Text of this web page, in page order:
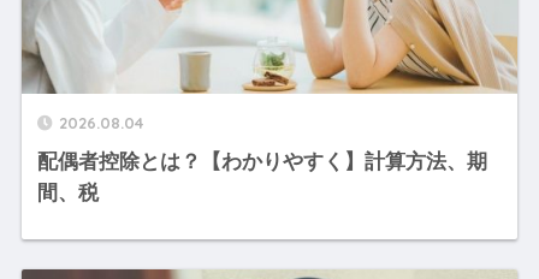
2026.08.04
配偶者控除とは？【わかりやすく】計算方法、期
間、税